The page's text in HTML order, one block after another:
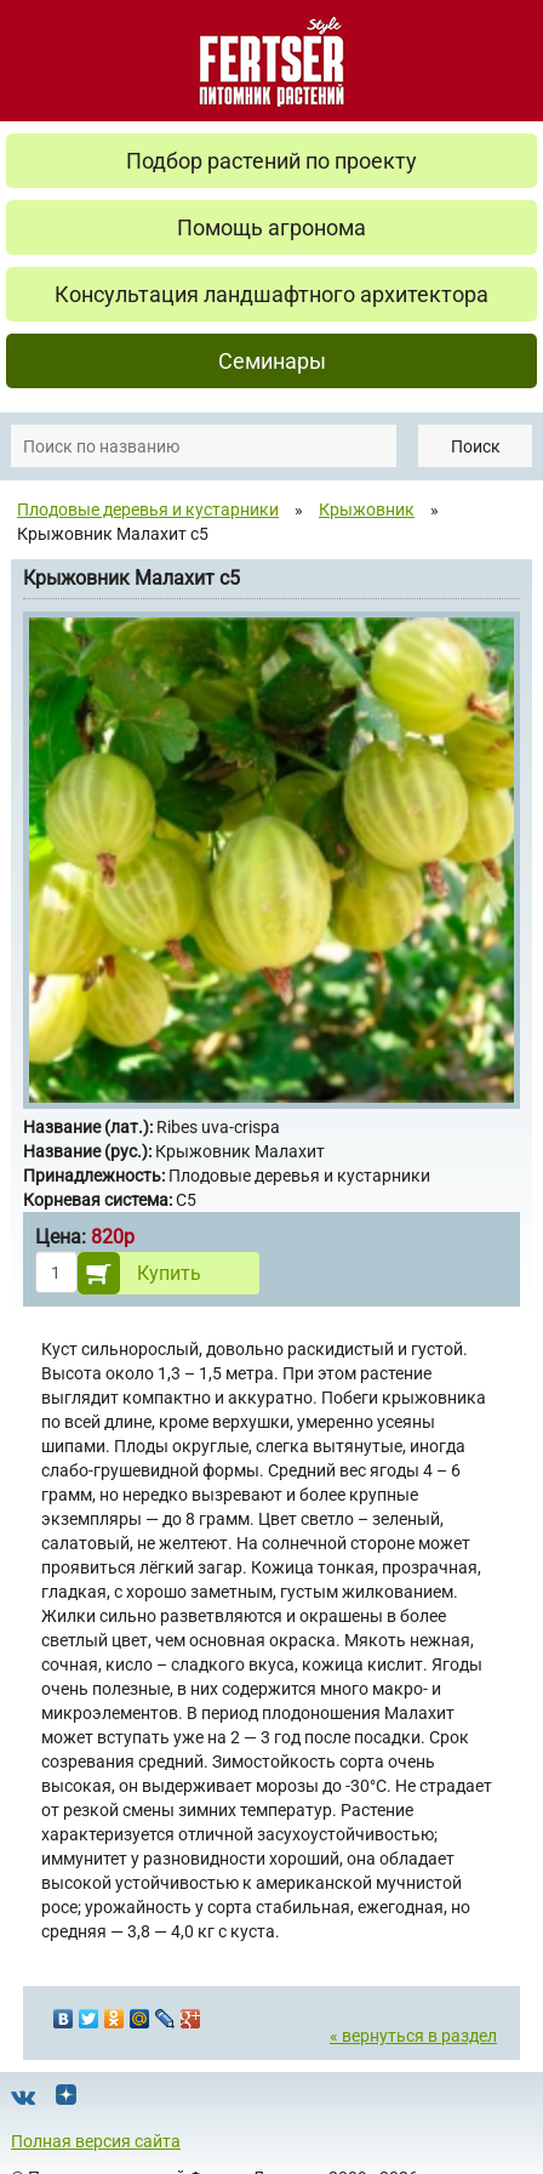
Подбор растений по проекту
Помощь агронома
Консультация ландшафтного архитектора
Семинары
Поиск
Плодовые деревья и кустарники » Крыжовник
»
Крыжовник Малахит с5
Крыжовник Малахит с5
Название (лат.): Ribes uva-crispa
Название (рус.): Крыжовник Малахит
Принадлежность: Плодовые деревья и кустарники
Корневая система:С5
Цена: 820р
Купить
Куст сильнорослый, довольно раскидистый и густой.
Высота около 1,3 – 1,5 метра. При этом растение
выглядит компактно и аккуратно. Побеги крыжовника
по всей длине, кроме верхушки, умеренно усеяны
шипами. Плоды округлые, слегка вытянутые, иногда
слабо-грушевидной формы. Средний вес ягоды 4 – 6
грамм, но нередко вызревают и более крупные
экземпляры — до 8 грамм. Цвет светло – зеленый,
салатовый, не желтеют. На солнечной стороне может
проявиться лёгкий загар. Кожица тонкая, прозрачная,
гладкая, с хорошо заметным, густым жилкованием.
Жилки сильно разветвляются и окрашены в более
светлый цвет, чем основная окраска. Мякоть нежная,
сочная, кисло – сладкого вкуса, кожица кислит. Ягоды
очень полезные, в них содержится много макро- и
микроэлементов. В период плодоношения Малахит
может вступать уже на 2 — 3 год после посадки. Срок
созревания средний. Зимостойкость сорта очень
высокая, он выдерживает морозы до -30°С. Не страдает
от резкой смены зимних температур. Растение
характеризуется отличной засухоустойчивостью;
иммунитет у разновидности хороший, она обладает
высокой устойчивостью к американской мучнистой
росе; урожайность у сорта стабильная, ежегодная, но
средняя — 3,8 — 4,0 кг с куста.
« вернуться в раздел
Полная версия сайта